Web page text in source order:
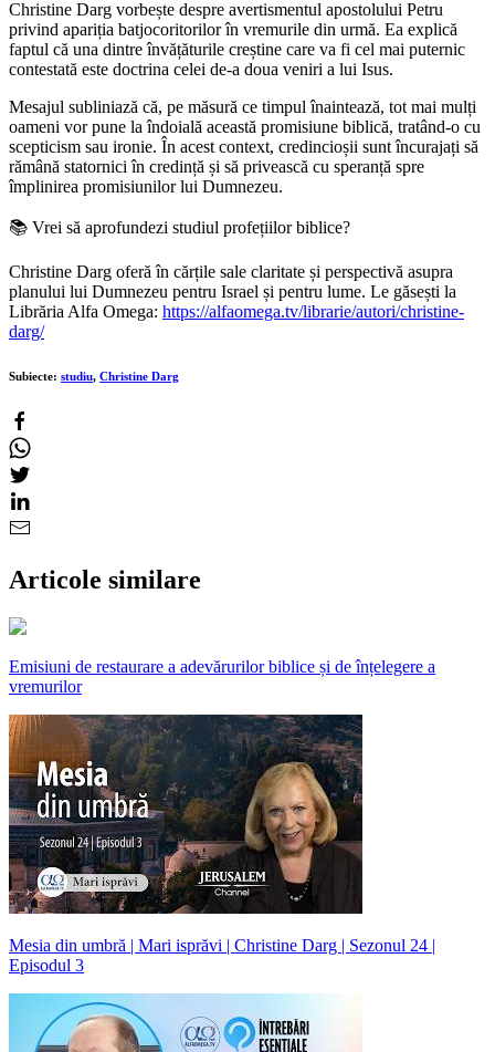
Christine Darg vorbește despre avertismentul apostolului Petru
privind apariția batjocoritorilor în vremurile din urmă. Ea explică
faptul că una dintre învățăturile creștine care va fi cel mai puternic
contestată este doctrina celei de-a doua veniri a lui Isus.
Mesajul subliniază că, pe măsură ce timpul înaintează, tot mai mulți
oameni vor pune la îndoială această promisiune biblică, tratând-o cu
scepticism sau ironie. În acest context, credincioșii sunt încurajați să
rămână statornici în credință și să privească cu speranță spre
împlinirea promisiunilor lui Dumnezeu.
📚 Vrei să aprofundezi studiul profețiilor biblice?
Christine Darg oferă în cărțile sale claritate și perspectivă asupra
planului lui Dumnezeu pentru Israel și pentru lume. Le găsești la
Librăria Alfa Omega: https://alfaomega.tv/librarie/autori/christine-
darg/
Subiecte: studiu, Christine Darg
Articole similare
Emisiuni de restaurare a adevărurilor biblice și de înțelegere a
vremurilor
Mesia din umbră | Mari isprăvi | Christine Darg | Sezonul 24 |
Episodul 3